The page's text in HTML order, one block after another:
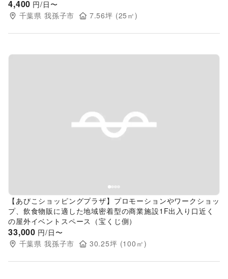
4,400 円/日〜
千葉県 我孫子市 7.56坪 (25 ㎡)
Previous slide
【あびこショッピングプラザ】プロモーションやワークショッ
プ、飲食物販に適した地域密着型の商業施設1F出入り口近く
の屋外イベントスペース（宝くじ側）
33,000 円/日〜
千葉県 我孫子市 30.25坪 (100 ㎡)